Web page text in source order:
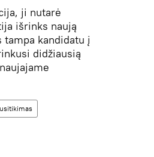
ji nutarė
išrinks naują
kandidatu į
didžiausią